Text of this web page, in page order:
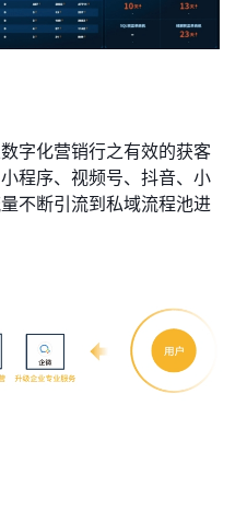
字化营销行之有效的获客
程序、视频号、抖音、小
不断引流到私域流程池进